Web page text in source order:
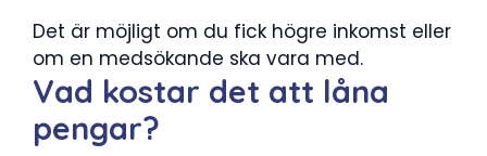
Det är möjligt om du fick högre inkomst eller
om en medsökande ska vara med.
Vad kostar det att låna
pengar?